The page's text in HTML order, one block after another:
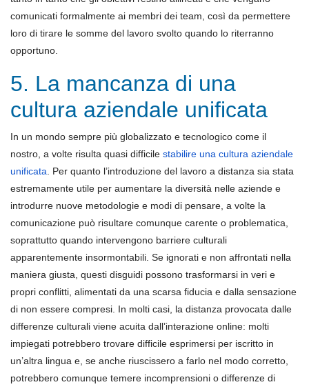
comunicati formalmente ai membri dei team, così da permettere
loro di tirare le somme del lavoro svolto quando lo riterranno
opportuno.
5. La mancanza di una
cultura aziendale unificata
In un mondo sempre più globalizzato e tecnologico come il
nostro, a volte risulta quasi difficile stabilire una cultura aziendale
unificata. Per quanto l’introduzione del lavoro a distanza sia stata
estremamente utile per aumentare la diversità nelle aziende e
introdurre nuove metodologie e modi di pensare, a volte la
comunicazione può risultare comunque carente o problematica,
soprattutto quando intervengono barriere culturali
apparentemente insormontabili. Se ignorati e non affrontati nella
maniera giusta, questi disguidi possono trasformarsi in veri e
propri conflitti, alimentati da una scarsa fiducia e dalla sensazione
di non essere compresi. In molti casi, la distanza provocata dalle
differenze culturali viene acuita dall’interazione online: molti
impiegati potrebbero trovare difficile esprimersi per iscritto in
un’altra lingua e, se anche riuscissero a farlo nel modo corretto,
potrebbero comunque temere incomprensioni o differenze di